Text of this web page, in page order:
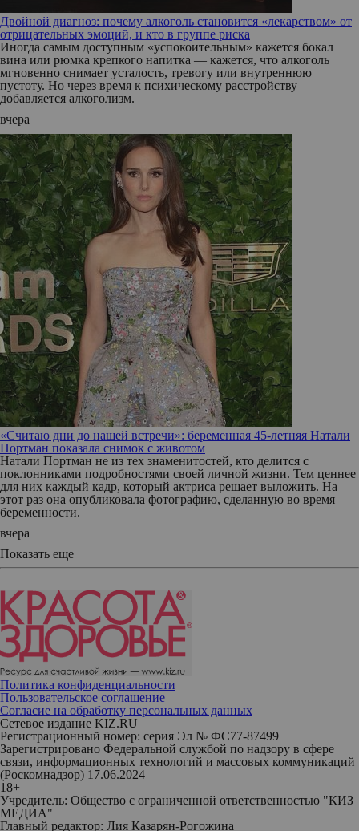
Двойной диагноз: почему алкоголь становится «лекарством» от
отрицательных эмоций, и кто в группе риска
Иногда самым доступным «успокоительным» кажется бокал
вина или рюмка крепкого напитка — кажется, что алкоголь
мгновенно снимает усталость, тревогу или внутреннюю
пустоту. Но через время к психическому расстройству
добавляется алкоголизм.
вчера
«Считаю дни до нашей встречи»: беременная 45-летняя Натали
Портман показала снимок с животом
Натали Портман не из тех знаменитостей, кто делится с
поклонниками подробностями своей личной жизни. Тем ценнее
для них каждый кадр, который актриса решает выложить. На
этот раз она опубликовала фотографию, сделанную во время
беременности.
вчера
Показать еще
Политика конфиденциальности
Пользовательское соглашение
Согласие на обработку персональных данных
Сетевое издание KIZ.RU
Регистрационный номер: серия Эл № ФС77-87499
Зарегистрировано Федеральной службой по надзору в сфере
связи, информационных технологий и массовых коммуникаций
(Роскомнадзор) 17.06.2024
18+
Учредитель: Общество с ограниченной ответственностью "КИЗ
МЕДИА"
Главный редактор: Лия Казарян-Рогожина